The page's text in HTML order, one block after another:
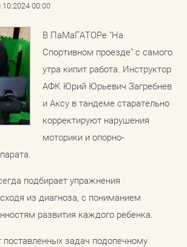
00:00
В ПаМаГАТОРе "На
Спортивном проезде" с самого
утра кипит работа. Инструктор
АФК Юрий Юрьевич Загребнев
и Аксу в тандеме старательно
корректируют нарушения
моторики и опорно-
подбирает упражнения
из диагноза, с пониманием
развития каждого ребенка.
поставленных задач подопечному